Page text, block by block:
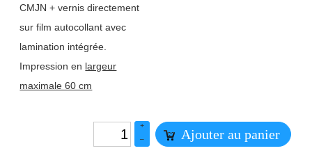
CMJN + vernis directement
sur film autocollant avec
lamination intégrée.
Impression en largeur
maximale 60 cm
+
–
Ajouter au panier